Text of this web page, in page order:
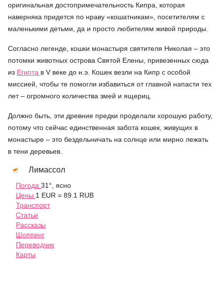
оригинальная достопримечательность Кипра, которая
наверняка придется по нраву «кошатникам», посетителям с
маленькими детьми, да и просто любителям живой природы.
Согласно легенде, кошки монастыря святителя Николая – это
потомки животных острова Святой Елены, привезенных сюда
из Египта в V веке до н.э. Кошек везли на Кипр с особой
миссией, чтобы те помогли избавиться от главной напасти тех
лет – огромного количества змей и ящериц.
Должно быть, эти древние предки проделали хорошую работу,
потому что сейчас единственная забота кошек, живущих в
монастыре – это бездельничать на солнце или мирно лежать
в тени деревьев.
Лимассол
Погода 31°, ясно
Цены 1 EUR = 89.1 RUB
Транспорт
Статьи
Рассказы
Шоппинг
Переводчик
Карты